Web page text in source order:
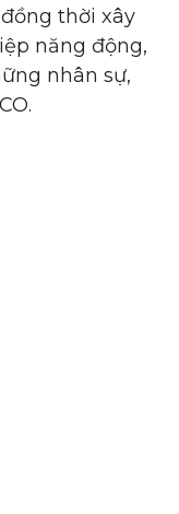
thời xây
năng động,
nhân sự,